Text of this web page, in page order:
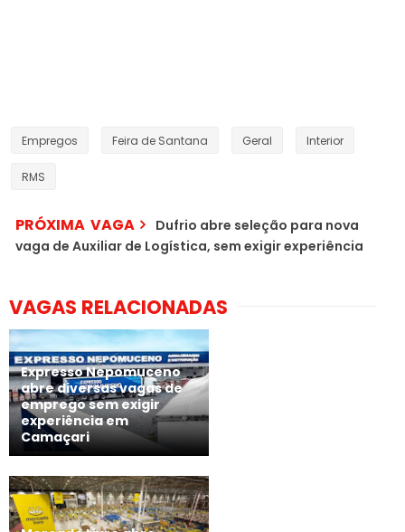
Empregos Feira de Santana Geral Interior
RMS
PRÓXIMA VAGA
Dufrio abre seleção para nova
vaga de Auxiliar de Logística, sem exigir experiência
VAGAS RELACIONADAS
Expresso Nepomuceno
abre diversas vagas de
emprego sem exigir
experiência em
Camaçari